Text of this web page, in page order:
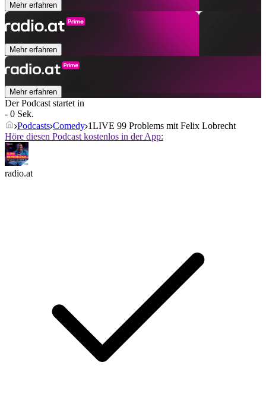
Mehr erfahren
Mehr erfahren
Mehr erfahren
Der Podcast startet in
- 0 Sek.
Podcasts Comedy 1LIVE 99 Problems mit Felix Lobrecht
Höre diesen Podcast kostenlos in der App:
radio.at